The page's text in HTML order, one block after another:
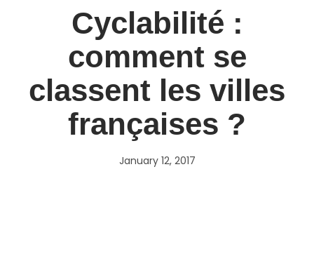
Cyclabilité :
comment se
classent les villes
françaises ?
January 12, 2017